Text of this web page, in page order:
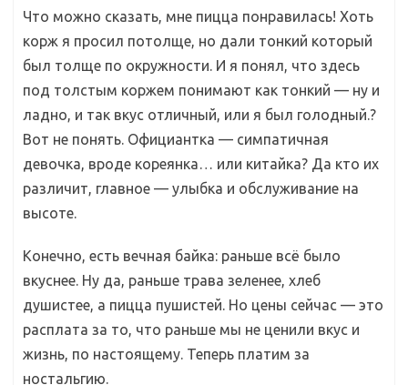
Что можно сказать, мне пицца понравилась! Хоть
корж я просил потолще, но дали тонкий который
был толще по окружности. И я понял, что здесь
под толстым коржем понимают как тонкий — ну и
ладно, и так вкус отличный, или я был голодный.?
Вот не понять. Официантка — симпатичная
девочка, вроде кореянка… или китайка? Да кто их
различит, главное — улыбка и обслуживание на
высоте.
Конечно, есть вечная байка: раньше всё было
вкуснее. Ну да, раньше трава зеленее, хлеб
душистее, а пицца пушистей. Но цены сейчас — это
расплата за то, что раньше мы не ценили вкус и
жизнь, по настоящему. Теперь платим за
ностальгию.